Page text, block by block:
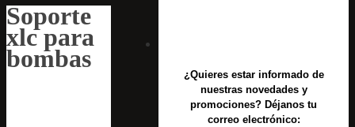
Soporte
xlc para
bombas
¿Quieres estar informado de
nuestras novedades y
promociones? Déjanos tu
correo electrónico: